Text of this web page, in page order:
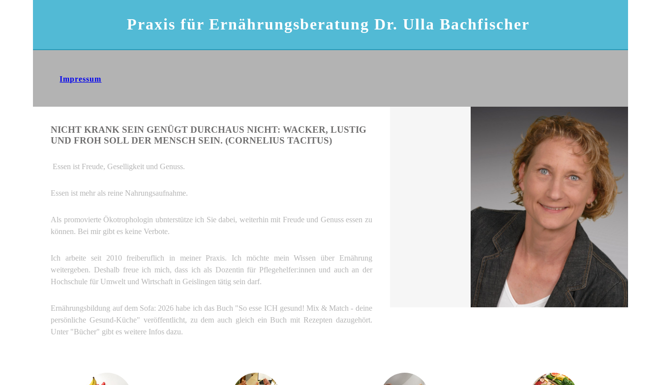
Praxis für Ernährungsberatung Dr. Ulla Bachfischer
Impressum
NICHT KRANK SEIN GENÜGT DURCHAUS NICHT: WACKER, LUSTIG
UND FROH SOLL DER MENSCH SEIN. (CORNELIUS TACITUS)
Essen ist Freude, Geselligkeit und Genuss.
Essen ist mehr als reine Nahrungsaufnahme.
Als promovierte Ökotrophologin ubnterstütze ich Sie dabei, weiterhin mit Freude und Genuss essen zu
können. Bei mir gibt es keine Verbote.
Ich arbeite seit 2010 freiberuflich in meiner Praxis. Ich möchte mein Wissen über Ernährung
weitergeben. Deshalb freue ich mich, dass ich als Dozentin für Pflegehelfer:innen und auch an der
Hochschule für Umwelt und Wirtschaft in Geislingen tätig sein darf.
Ernährungsbildung auf dem Sofa: 2026 habe ich das Buch "So esse ICH gesund! Mix & Match - deine
persönliche Gesund-Küche" veröffentlicht, zu dem auch gleich ein Buch mit Rezepten dazugehört.
Unter "Bücher" gibt es weitere Infos dazu.